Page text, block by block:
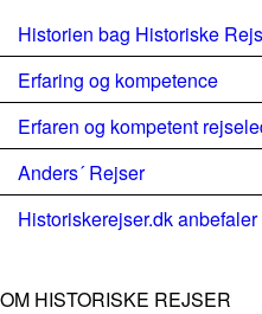
Historien bag Historiske
Erfaring og kompetence
Erfaren og kompetent
Anders´ Rejser
Historiskerejser.dk anbefaler
OM HISTORISKE REJSER